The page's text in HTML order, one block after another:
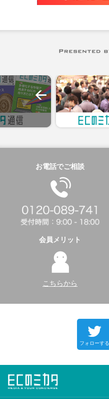
お電話でご相談
会員メリット
こちらから
フォローする